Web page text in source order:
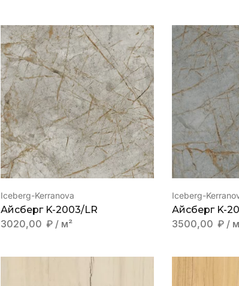
Iceberg-Kerranova
Айсберг K-2003/LR
3020,00 ₽ / м²
Iceberg-
Айсберг K-
3500,00 ₽ /